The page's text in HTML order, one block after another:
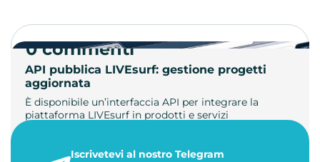
API pubblica LIVEsurf: gestione progetti
aggiornata
È disponibile un’interfaccia API per integrare la
piattaforma LIVEsurf in prodotti e servizi
23 maggio 2026
0 commenti
Iscrivetevi al nostro Telegram